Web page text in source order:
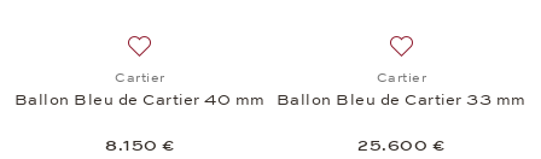
Cartier
Ballon Bleu de Cartier 40 mm
8.150 €
Cartier
Ballon Bleu de Cartier 33 mm
25.600 €